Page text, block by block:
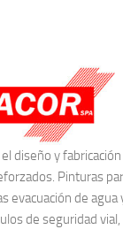
diseño y
Pinturas
evacuación de agua
de seguridad